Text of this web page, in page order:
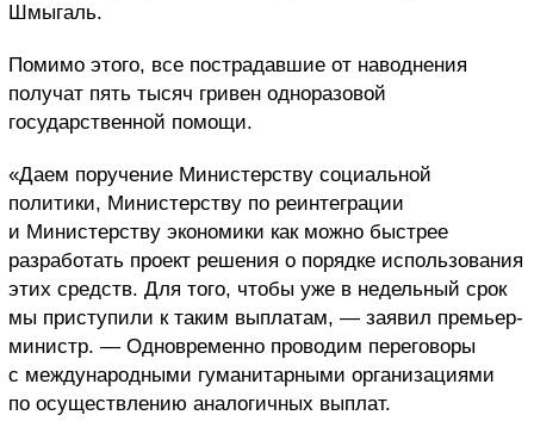
Шмыгаль.
Помимо этого, все пострадавшие от наводнения
получат пять тысяч гривен одноразовой
государственной помощи.
«Даем поручение Министерству социальной
политики, Министерству по реинтеграции
и Министерству экономики как можно быстрее
разработать проект решения о порядке использования
этих средств. Для того, чтобы уже в недельный срок
мы приступили к таким выплатам, — заявил премьер-
министр. — Одновременно проводим переговоры
с международными гуманитарными организациями
по осуществлению аналогичных выплат.